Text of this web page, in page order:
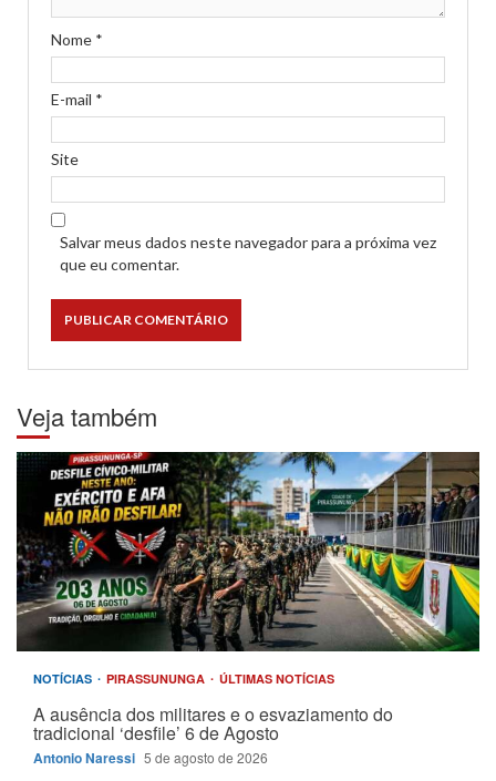
Nome *
E-mail *
Site
Salvar meus dados neste navegador para a próxima vez
que eu comentar.
Veja também
NOTÍCIAS PIRASSUNUNGA ÚLTIMAS NOTÍCIAS
A ausência dos militares e o esvaziamento do
tradicional ‘desfile’ 6 de Agosto
Antonio Naressi 5 de agosto de 2026